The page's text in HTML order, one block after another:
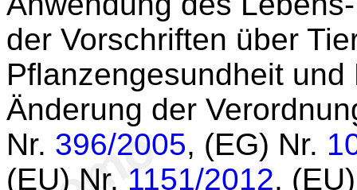
der Vorschriften über
Pflanzengesundheit
Änderung der
Nr. 396/2005, (EG) Nr.
(EU) Nr. 1151/2012,